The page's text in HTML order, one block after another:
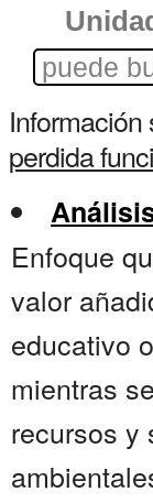
Información
perdida
Enfoque
valor
educativo
mientras
recursos y